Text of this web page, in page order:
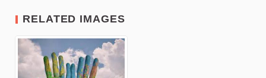
RELATED IMAGES